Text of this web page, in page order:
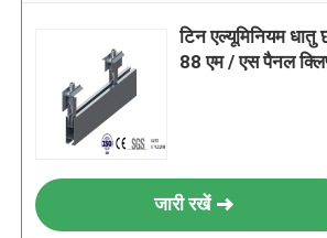
टिन एल्यूमिनियम
88 एम / एस पैनल
जारी रखें